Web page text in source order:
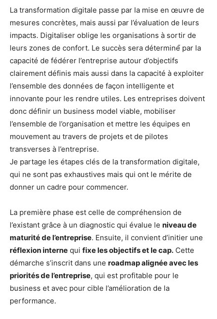
La transformation digitale passe par la mise en œuvre de
mesures concrètes, mais aussi par l’évaluation de leurs
impacts. Digitaliser oblige les organisations à sortir de
leurs zones de confort. Le succès sera déterminé́ par la
capacité de fédérer l’entreprise autour d’objectifs
clairement définis mais aussi dans la capacité à exploiter
l’ensemble des données de façon intelligente et
innovante pour les rendre utiles. Les entreprises doivent
donc définir un business model viable, mobiliser
l’ensemble de l’organisation et mettre les équipes en
mouvement au travers de projets et de pilotes
transverses à l’entreprise.
Je partage les étapes clés de la transformation digitale,
qui ne sont pas exhaustives mais qui ont le mérite de
donner un cadre pour commencer.
La première phase est celle de compréhension de
l’existant grâce à un diagnostic qui évalue le niveau de
maturité de l’entreprise. Ensuite, il convient d’initier une
réflexion interne qui fixe les objectifs et le cap. Cette
démarche s’inscrit dans une roadmap alignée avec les
priorités de l’entreprise, qui est profitable pour le
business et avec pour cible l’amélioration de la
performance.